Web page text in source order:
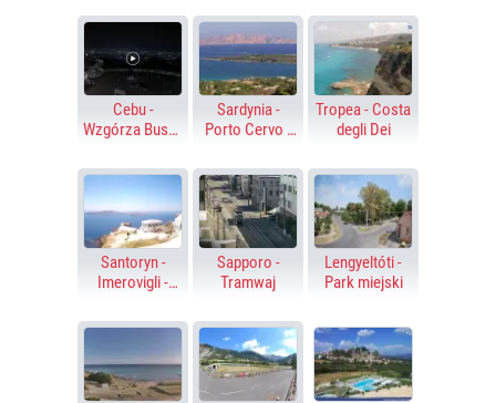
Cebu -
Wzgórza Busay
Sardynia -
Porto Cervo -
Tropea - Costa
degli Dei
Santoryn -
Imerovigli -
Sapporo -
Tramwaj
Lengyeltóti -
Park miejski